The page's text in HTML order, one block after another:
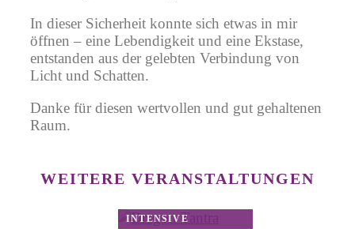
In dieser Sicherheit konnte sich etwas in mir
öffnen – eine Lebendigkeit und eine Ekstase,
entstanden aus der gelebten Verbindung von
Licht und Schatten.
Danke für diesen wertvollen und gut gehaltenen
Raum.
WEITERE VERANSTALTUNGEN